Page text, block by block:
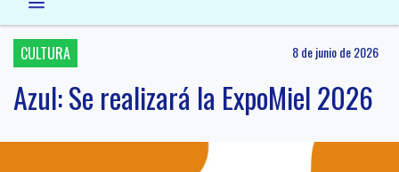
CULTURA 8 de junio de 2026
Azul: Se realizará la ExpoMiel 2026